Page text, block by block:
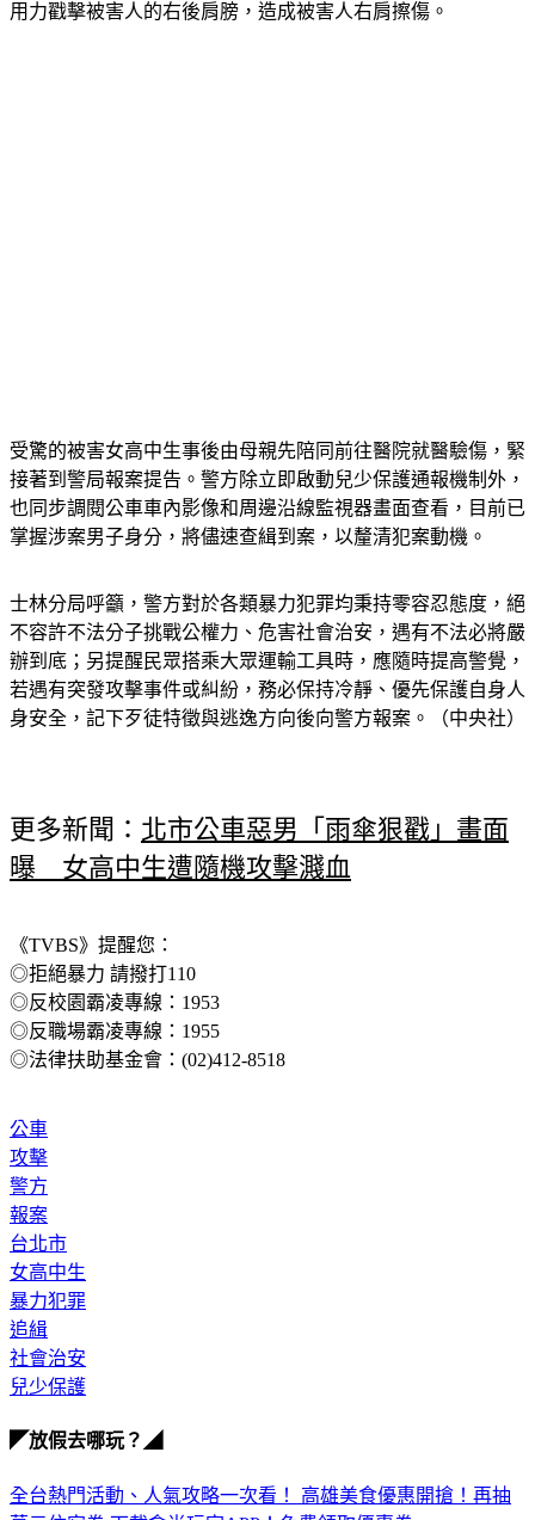
隨後涉案男子擬於陽明高中站下車前，突然又持手中的摺疊傘
受驚的被害女高中生事後由母親先陪同前往醫院就醫驗傷，緊
接著到警局報案提告。警方除立即啟動兒少保護通報機制外，
也同步調閱公車車內影像和周邊沿線監視器畫面查看，目前已
士林分局呼籲，警方對於各類暴力犯罪均秉持零容忍態度，絕
不容許不法分子挑戰公權力、危害社會治安，遇有不法必將嚴
辦到底；另提醒民眾搭乘大眾運輸工具時，應隨時提高警覺，
若遇有突發攻擊事件或糾紛，務必保持冷靜、優先保護自身人
更多新聞：北市公車惡男「雨傘狠戳」畫面
《TVBS》提醒您：
◎拒絕暴力 請撥打110
◎反校園霸凌專線：1953
◎反職場霸凌專線：1955
公車
攻擊
警方
報案
台北市
女高中生
暴力犯罪
追緝
社會治安